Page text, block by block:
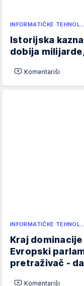
INFORMATIČKE TEHNOL…
Istorijska
dobija
Komentariši
INFORMATIČKE TEHNOL…
Kraj
Evropski
pretraživač -
Komentariši